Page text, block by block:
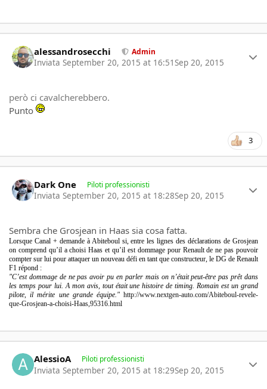
alessandrosecchi Admin
Inviata September 20, 2015 at 16:51Sep 20, 2015
però ci cavalcherebbero.
Punto
3
Dark One Piloti professionisti
Inviata September 20, 2015 at 18:28Sep 20, 2015
Sembra che Grosjean in Haas sia cosa fatta.
Lorsque Canal + demande à Abiteboul si, entre les lignes des déclarations de Grosjean
on comprend qu’il a choisi Haas et qu’il est dommage pour Renault de ne pas pouvoir
compter sur lui pour attaquer un nouveau défi en tant que constructeur, le DG de Renault
F1 répond :
"C’est dommage de ne pas avoir pu en parler mais on n’était peut-être pas prêt dans
les temps pour lui. A mon avis, tout était une histoire de timing. Romain est un grand
pilote, il mérite une grande équipe." http://www.nextgen-auto.com/Abiteboul-revele-
que-Grosjean-a-choisi-Haas,95316.html
AlessioA Piloti professionisti
Inviata September 20, 2015 at 18:29Sep 20, 2015